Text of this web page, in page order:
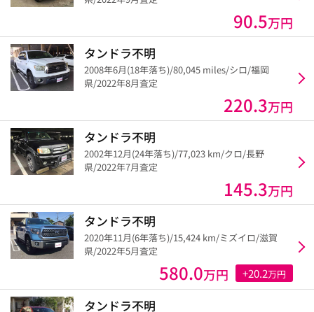
90.5万円
タンドラ不明
2008年6月(18年落ち)/80,045 miles/シロ/福岡
県/2022年8月査定
220.3万円
タンドラ不明
2002年12月(24年落ち)/77,023 km/クロ/長野
県/2022年7月査定
145.3万円
タンドラ不明
2020年11月(6年落ち)/15,424 km/ミズイロ/滋賀
県/2022年5月査定
580.0万円 +20.2万円
タンドラ不明